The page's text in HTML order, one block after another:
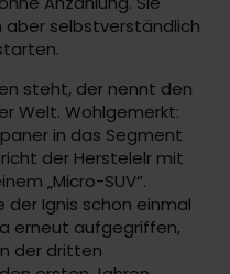
aber selbstverständlich
steht, der nennt den
Welt. Wohlgemerkt:
in das Segment
der Herstelelr mit
„Micro-SUV“.
der Ignis schon einmal
erneut aufgegriffen,
der dritten